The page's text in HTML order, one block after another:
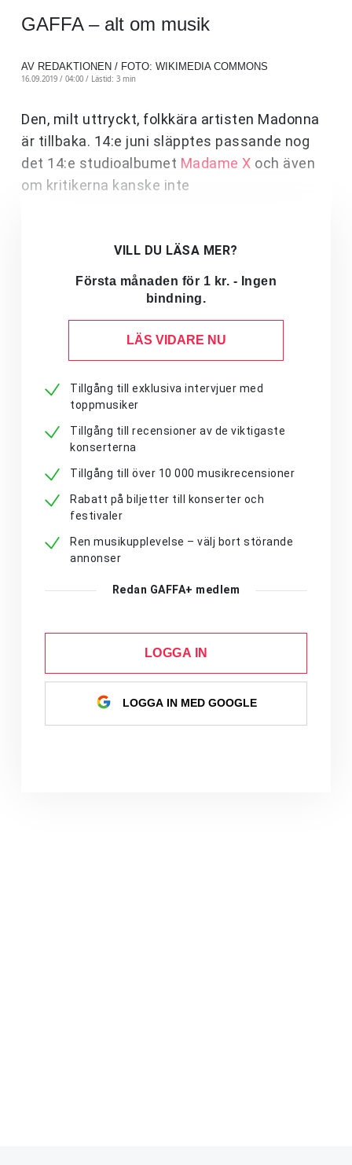
GAFFA – alt om musik
AV REDAKTIONEN / FOTO: WIKIMEDIA COMMONS
16.09.2019 / 04:00 / Lästid: 3 min
Den, milt uttryckt, folkkära artisten Madonna
är tillbaka. 14:e juni släpptes passande nog
det 14:e studioalbumet Madame X och även
om kritikerna kanske inte
VILL DU LÄSA MER?
Första månaden för 1 kr. - Ingen
bindning.
LÄS VIDARE NU
Tillgång till exklusiva intervjuer med
toppmusiker
Tillgång till recensioner av de viktigaste
konserterna
Tillgång till över 10 000 musikrecensioner
Rabatt på biljetter till konserter och
festivaler
Ren musikupplevelse – välj bort störande
annonser
Redan GAFFA+ medlem
LOGGA IN
LOGGA IN MED GOOGLE